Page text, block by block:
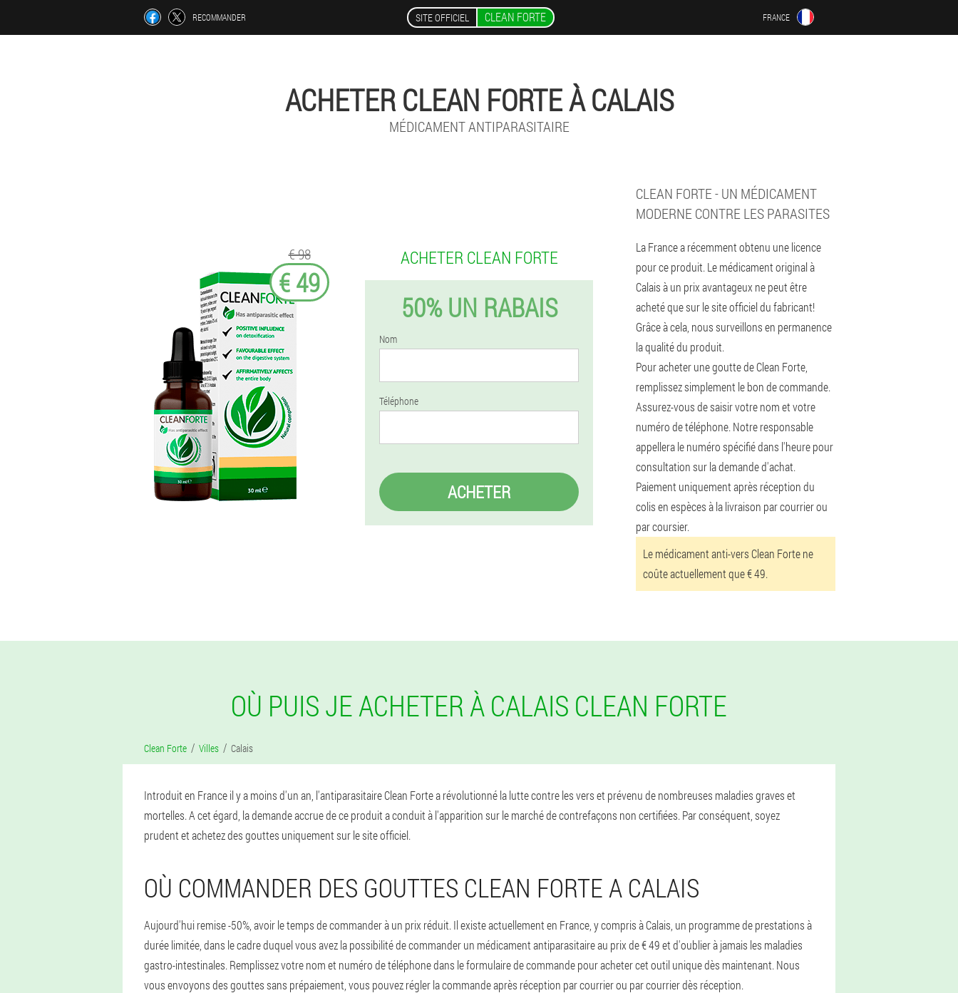
RECOMMANDER SITE OFFICIEL CLEAN FORTE FRANCE
ACHETER CLEAN FORTE À CALAIS
MÉDICAMENT ANTIPARASITAIRE
€ 98
€ 49
ACHETER CLEAN FORTE
50% UN RABAIS
Nom
Téléphone
ACHETER
CLEAN FORTE - UN MÉDICAMENT
MODERNE CONTRE LES PARASITES
La France a récemment obtenu une licence
pour ce produit. Le médicament original à
Calais à un prix avantageux ne peut être
acheté que sur le site officiel du fabricant!
Grâce à cela, nous surveillons en permanence
la qualité du produit.
Pour acheter une goutte de Clean Forte,
remplissez simplement le bon de commande.
Assurez-vous de saisir votre nom et votre
numéro de téléphone. Notre responsable
appellera le numéro spécifié dans l'heure pour
consultation sur la demande d'achat.
Paiement uniquement après réception du
colis en espèces à la livraison par courrier ou
par coursier.
Le médicament anti-vers Clean Forte ne
coûte actuellement que € 49.
OÙ PUIS JE ACHETER À CALAIS CLEAN FORTE
Clean Forte Villes Calais
Introduit en France il y a moins d'un an, l'antiparasitaire Clean Forte a révolutionné la lutte contre les vers et prévenu de nombreuses maladies graves et
mortelles. A cet égard, la demande accrue de ce produit a conduit à l'apparition sur le marché de contrefaçons non certifiées. Par conséquent, soyez
prudent et achetez des gouttes uniquement sur le site officiel.
OÙ COMMANDER DES GOUTTES CLEAN FORTE A CALAIS
Aujourd'hui remise -50%, avoir le temps de commander à un prix réduit. Il existe actuellement en France, y compris à Calais, un programme de prestations à
durée limitée, dans le cadre duquel vous avez la possibilité de commander un médicament antiparasitaire au prix de € 49 et d'oublier à jamais les maladies
gastro-intestinales. Remplissez votre nom et numéro de téléphone dans le formulaire de commande pour acheter cet outil unique dès maintenant. Nous
vous envoyons des gouttes sans prépaiement, vous pouvez régler la commande après réception par courrier ou par courrier dès réception.